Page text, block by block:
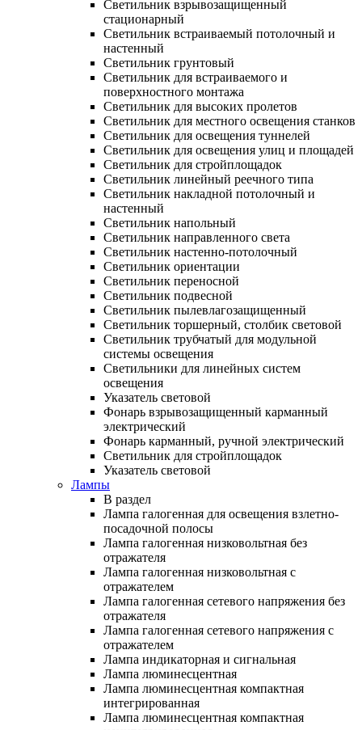
Светильник взрывозащищенный
стационарный
Светильник встраиваемый потолочный и
настенный
Светильник грунтовый
Светильник для встраиваемого и
поверхностного монтажа
Светильник для высоких пролетов
Светильник для местного освещения станков
Светильник для освещения туннелей
Светильник для освещения улиц и площадей
Светильник для стройплощадок
Светильник линейный реечного типа
Светильник накладной потолочный и
настенный
Светильник напольный
Светильник направленного света
Светильник настенно-потолочный
Светильник ориентации
Светильник переносной
Светильник подвесной
Светильник пылевлагозащищенный
Светильник торшерный, столбик световой
Светильник трубчатый для модульной
системы освещения
Светильники для линейных систем
освещения
Указатель световой
Фонарь взрывозащищенный карманный
электрический
Фонарь карманный, ручной электрический
Светильник для стройплощадок
Указатель световой
Лампы
В раздел
Лампа галогенная для освещения взлетно-
посадочной полосы
Лампа галогенная низковольтная без
отражателя
Лампа галогенная низковольтная с
отражателем
Лампа галогенная сетевого напряжения без
отражателя
Лампа галогенная сетевого напряжения с
отражателем
Лампа индикаторная и сигнальная
Лампа люминесцентная
Лампа люминесцентная компактная
интегрированная
Лампа люминесцентная компактная